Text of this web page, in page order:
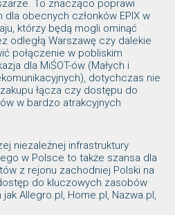
To znacząco poprawi
obecnych członków EPIX w
którzy będą mogli ominąć
odległą Warszawę czy dalekie
połączenie w pobliskim
dla MiŚOT-ów (Małych i
dotychczas nie
łącza czy dostępu do
w bardzo atrakcyjnych
niezależnej infrastruktury
w Polsce to także szansa dla
z rejonu zachodniej Polski na
do kluczowych zasobów
Allegro.pl, Home.pl, Nazwa.pl,